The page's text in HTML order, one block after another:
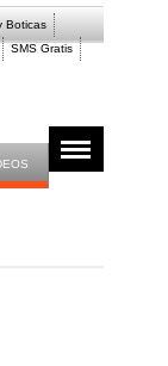
Boticas
SMS Gratis